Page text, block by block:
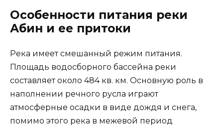
Особенности питания реки
Абин и ее притоки
Река имеет смешанный режим питания.
Площадь водосборного бассейна реки
составляет около 484 кв. км. Основную роль в
наполнении речного русла играют
атмосферные осадки в виде дождя и снега,
помимо этого река в межевой период